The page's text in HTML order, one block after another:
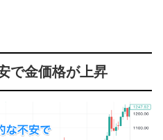
で金価格が上昇